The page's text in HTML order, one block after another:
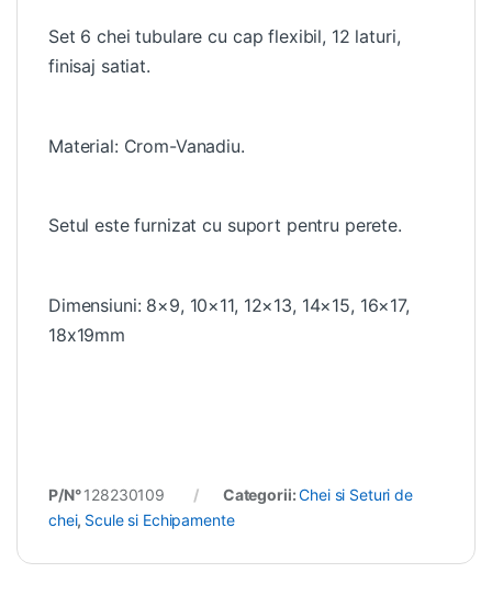
Set 6 chei tubulare cu cap flexibil, 12 laturi,
finisaj satiat.
Material: Crom-Vanadiu.
Setul este furnizat cu suport pentru perete.
Dimensiuni: 8×9, 10×11, 12×13, 14×15, 16×17,
18x19mm
P/N°128230109 Categorii:Chei si Seturi de
chei, Scule si Echipamente